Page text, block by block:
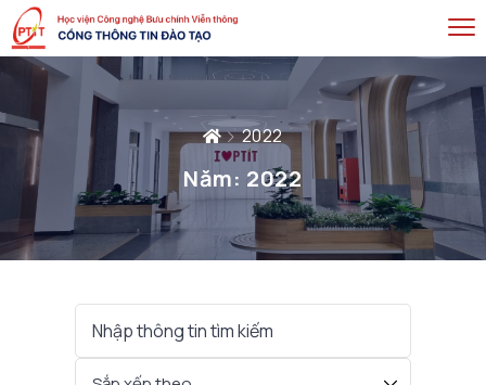
2022
Năm: 2022